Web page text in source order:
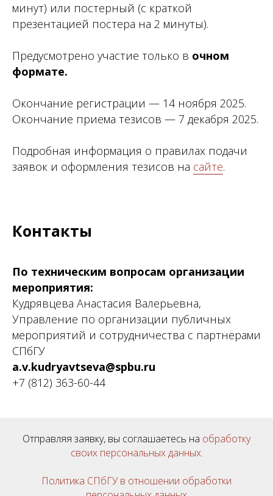
минут) или постерный (с краткой
презентацией постера на 2 минуты).
Предусмотрено участие только в очном
формате.
Окончание регистрации — 14 ноября 2025.
Окончание приема тезисов — 7 декабря 2025.
Подробная информация о правилах подачи
заявок и оформления тезисов на сайте.
Контакты
По техническим вопросам организации
мероприятия:
Кудрявцева Анастасия Валерьевна,
Управление по организации публичных
мероприятий и сотрудничества с партнерами
СПбГУ
a.v.kudryavtseva@spbu.ru
+7 (812) 363-60-44
Отправляя заявку, вы соглашаетесь на обработку
своих персональных данных.
Политика СПбГУ в отношении обработки